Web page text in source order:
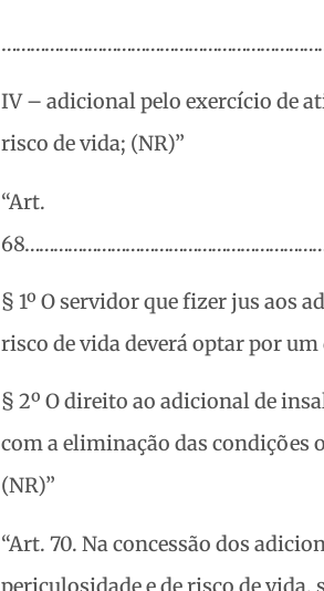
IV – adicional pelo exercício de
risco de vida; (NR)”
“Art.
§ 1º O servidor que fizer jus aos
risco de vida deverá optar por um
§ 2º O direito ao adicional de
com a eliminação das condições
(NR)”
“Art. 70. Na concessão dos
periculosidade e de risco de vida,